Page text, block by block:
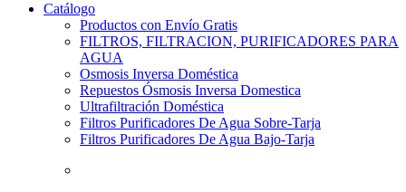
Catálogo
Productos con Envío Gratis
FILTROS, FILTRACION, PURIFICADORES PARA
AGUA
Osmosis Inversa Doméstica
Repuestos Ósmosis Inversa Domestica
Ultrafiltración Doméstica
Filtros Purificadores De Agua Sobre-Tarja
Filtros Purificadores De Agua Bajo-Tarja